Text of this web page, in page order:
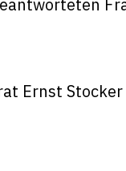
Ernst